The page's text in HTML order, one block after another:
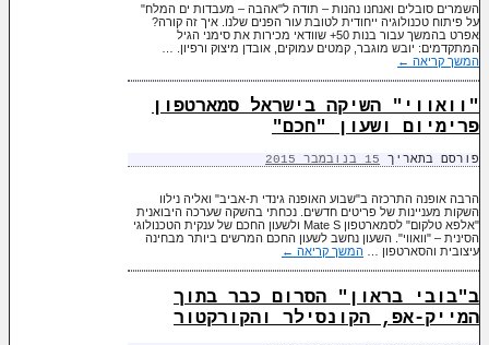
השמרים סובלים ואנחנו נהנות – תודה ל"אהבה – מעבדות ים המלח"
על פיתוח טכנולוגיה ייחודית לטובת עור הפנים שלנו. איך זה קורה?
אפרט בהמשך עבור בנות 50+ שוודאי מכירות את סימני הגיל
המתקדמים: יובש מוגבר, קמטים עמוקים, אובדן מיצוק ורפיון. …
המשך קריאה ←
"וואווי" השיקה בישראל סמארטפון
פרימיום ושעון "חכם"
פורסם בתאריך 15 בנובמבר 2015
הרבה אופנה התרכזה ב"שבוע האופנה גינדי ת-אביב" ואליה נילוו
השקות מעניינות של פריטים חדשים. נכחתי בהשקה שערכה היבואנית
"אלפא טלקום" לסמארטפון Mate S ולשעון החכם של ענקית הטכנולוגי
הסינית – "וואווי". השעון נחשב לשעון החכם המרשים ביותר מבחינה
עיצובית והסארטפון … המשך קריאה ←
ב"בובי בראון" הסרום כבר בתוך
המייק-אפ, הקונסילר והקורקטור